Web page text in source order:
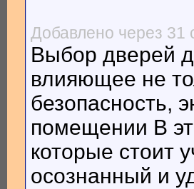
Добавлено через 31
Выбор дверей
влияющее не
безопасность,
помещении В
которые стоит
осознанный и